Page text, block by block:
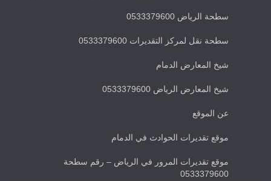
سطحة الرياض 0533379600
سطحة نقل لمركز التقديرات 0533379600
شيخ المعارض الدمام
شيخ المعارض الرياض 0533379600
عن الموقع
موقع تقديرات الحوادث في الدمام
موقع تقديرات المرور في الرياض – رقم سطحة
0533379600